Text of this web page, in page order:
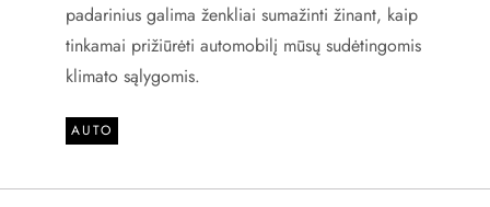
padarinius galima ženkliai sumažinti žinant, kaip
tinkamai prižiūrėti automobilį mūsų sudėtingomis
klimato sąlygomis.
AUTO